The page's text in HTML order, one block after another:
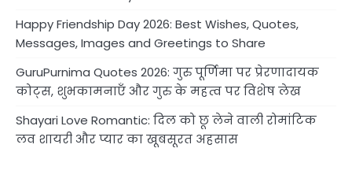
Happy Friendship Day 2026: Best Wishes, Quotes,
Messages, Images and Greetings to Share
GuruPurnima Quotes 2026: गुरु पूर्णिमा पर प्रेरणादायक
कोट्स, शुभकामनाएँ और गुरु के महत्व पर विशेष लेख
Shayari Love Romantic: दिल को छू लेने वाली रोमांटिक
लव शायरी और प्यार का खूबसूरत अहसास